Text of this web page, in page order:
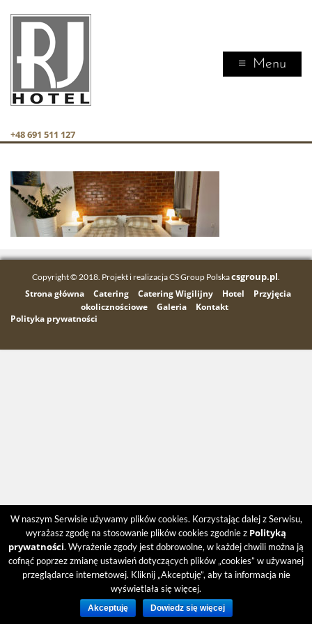
+48 691 511 127
Menu
Copyright © 2018. Projekt i realizacja CS Group Polskacsgroup.pl.
Strona główna Catering Catering Wigilijny Hotel
Przyjęcia
okolicznościowe
Galeria
Kontakt
Polityka prywatności
W naszym Serwisie używamy plików cookies. Korzystając dalej z Serwisu,
wyrażasz zgodę na stosowanie plików cookies zgodnie z Polityką
prywatności. Wyrażenie zgody jest dobrowolne, w każdej chwili można ją
cofnąć poprzez zmianę ustawień dotyczących plików „cookies” w używanej
przeglądarce internetowej. Kliknij „Akceptuję”, aby ta informacja nie
wyświetlała się więcej.
Akceptuję Dowiedz się więcej